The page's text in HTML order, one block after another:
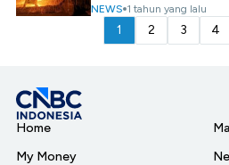
NEWS 1 tahun yang lalu
1 2 3 4
Home
My Money